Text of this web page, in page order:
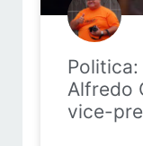
Alfredo
vice-